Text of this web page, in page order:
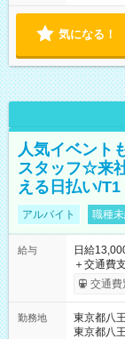
気になる！
人気イベント
スタッフ☆来
える日払い/T1
アルバイト 職種
給与
日給
＋交通費支給 ★交通費全額支給！ ┗案件により
いOK！
ンビニATM
交通費
勤務地
東京都八
東京都八